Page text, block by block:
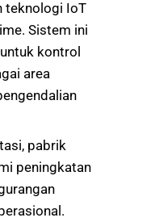
teknologi IoT
Sistem ini
kontrol
area
pabrik
peningkatan